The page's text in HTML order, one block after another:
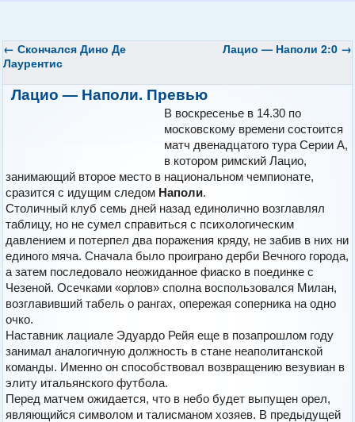
← Скончался Дино Де
Лаурентис
Лацио — Наполи 2:0 →
Лацио — Наполи. Превью
В воскресенье в 14.30 по
московскому времени состоится
матч двенадцатого тура Серии А,
в котором римский Лацио,
занимающий второе место в национальном чемпионате,
сразится с идущим следом Наполи.
Столичный клуб семь дней назад единолично возглавлял
таблицу, но не сумел справиться с психологическим
давлением и потерпел два поражения кряду, не забив в них ни
единого мяча. Сначала было проиграно дерби Вечного города,
а затем последовало неожиданное фиаско в поединке с
Чезеной. Осечками «орлов» сполна воспользовался Милан,
возглавивший табель о рангах, опережая соперника на одно
очко.
Наставник лациале Эдуардо Рейя еще в позапрошлом году
занимал аналогичную должность в стане неаполитанской
команды. Именно он способствовал возвращению везувиан в
элиту итальянского футбола.
Перед матчем ожидается, что в небо будет выпущен орел,
являющийся символом и талисманом хозяев. В предыдущей